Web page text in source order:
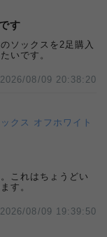
す
ソックスを2足購入
いです。
2026/08/09 20:38:20
クス オフホワイト
これはちょうどい
す。
2026/08/09 19:39:50